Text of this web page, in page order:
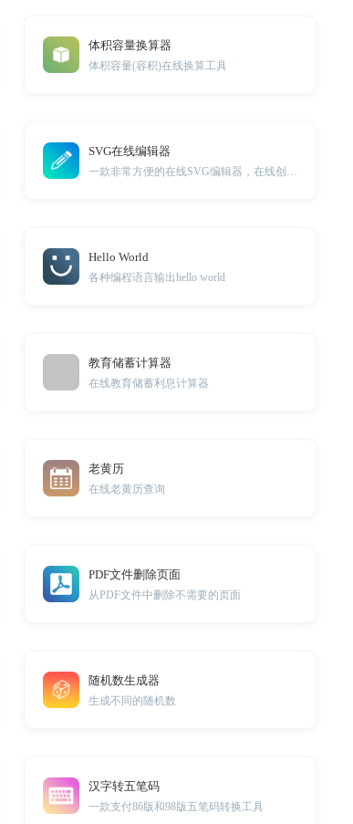
体积容量换算器
体积容量(容积)在线换算工具
SVG在线编辑器
Hello World
各种编程语言输出hello world
教育储蓄计算器
在线教育储蓄利息计算器
老黄历
在线老黄历查询
PDF文件删除页面
从PDF文件中删除不需要的页面
随机数生成器
生成不同的随机数
汉字转五笔码
一款支付86版和98版五笔码转换工具